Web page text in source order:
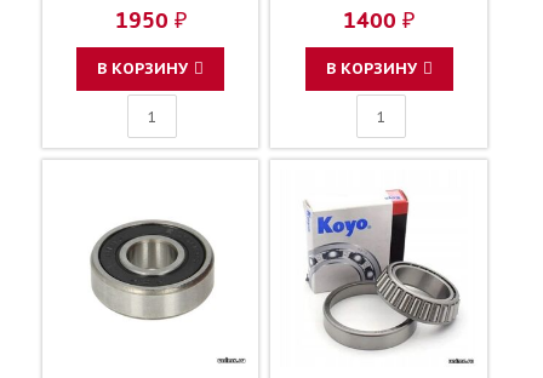
1950 ₽
В КОРЗИНУ
1400 ₽
В КОРЗИНУ